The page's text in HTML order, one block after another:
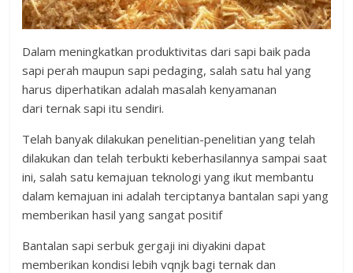
Dalam meningkatkan produktivitas dari sapi baik pada
sapi perah maupun sapi pedaging, salah satu hal yang
harus diperhatikan adalah masalah kenyamanan
dari ternak sapi itu sendiri.
Telah banyak dilakukan penelitian-penelitian yang telah
dilakukan dan telah terbukti keberhasilannya sampai saat
ini, salah satu kemajuan teknologi yang ikut membantu
dalam kemajuan ini adalah terciptanya bantalan sapi yang
memberikan hasil yang sangat positif
Bantalan sapi serbuk gergaji ini diyakini dapat
memberikan kondisi lebih vqnjk bagi ternak dan